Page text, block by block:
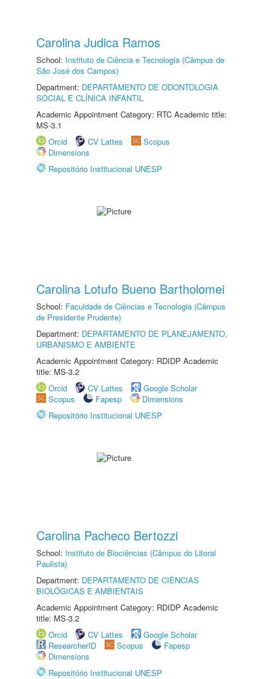
Carolina Judica Ramos
School: Instituto de Ciência e Tecnologia (Câmpus de
São José dos Campos)
Department: DEPARTAMENTO DE ODONTOLOGIA
SOCIAL E CLÍNICA INFANTIL
Academic Appointment Category: RTC Academic title:
MS-3.1
Orcid
CV Lattes
Scopus
Dimensions
Repositório Institucional UNESP
Carolina Lotufo Bueno Bartholomei
School: Faculdade de Ciências e Tecnologia (Câmpus
de Presidente Prudente)
Department: DEPARTAMENTO DE PLANEJAMENTO,
URBANISMO E AMBIENTE
Academic Appointment Category: RDIDP Academic
title: MS-3.2
Orcid
CV Lattes
Google Scholar
Scopus
Fapesp
Dimensions
Repositório Institucional UNESP
Carolina Pacheco Bertozzi
School: Instituto de Biociências (Câmpus do Litoral
Paulista)
Department: DEPARTAMENTO DE CIÊNCIAS
BIOLÓGICAS E AMBIENTAIS
Academic Appointment Category: RDIDP Academic
title: MS-3.2
Orcid
CV Lattes
Google Scholar
ResearcherID
Scopus
Fapesp
Dimensions
Repositório Institucional UNESP